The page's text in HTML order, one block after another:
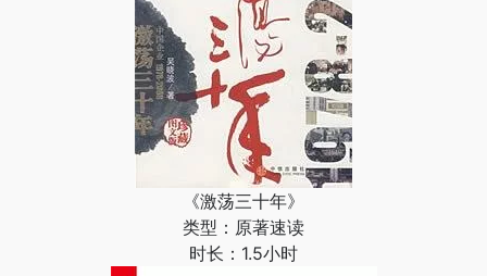
《激荡三十年》
类型：原著速读
时长：1.5小时